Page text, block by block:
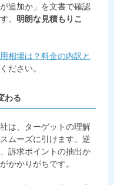
追加か」を文書で確認
。 明朗な見積もりこ
相場は？料金の内訳と
ださい。
わる
は、ターゲットの理解
ムーズに引けます。逆
訴求ポイントの抽出か
かかりがちです。